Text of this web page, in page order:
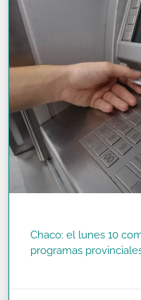
Chaco: el lunes 10
programas